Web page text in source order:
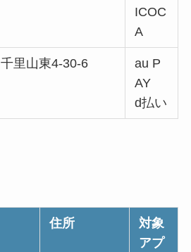
ICOC
A
千里山東4-30-6
au P
AY
d払い
住所
対象
アプ